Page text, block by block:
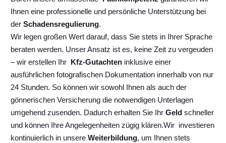
Ihnen eine professionelle und persönliche Unterstützung bei
der Schadensregulierung.
Wir legen großen Wert darauf, dass Sie stets in Ihrer Sprache
beraten werden. Unser Ansatz ist es, keine Zeit zu vergeuden
– wir erstellen Ihr Kfz-Gutachten inklusive einer
ausführlichen fotografischen Dokumentation innerhalb von nur
24 Stunden. So können wir sowohl Ihnen als auch der
gönnerischen Versicherung die notwendigen Unterlagen
umgehend zusenden. Dadurch erhalten Sie Ihr Geld schneller
und können Ihre Angelegenheiten zügig klären.Wir investieren
kontinuierlich in unsere Weiterbildung, um Ihnen stets